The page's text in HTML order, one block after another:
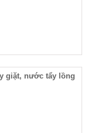
giặt, nước tẩy lồng